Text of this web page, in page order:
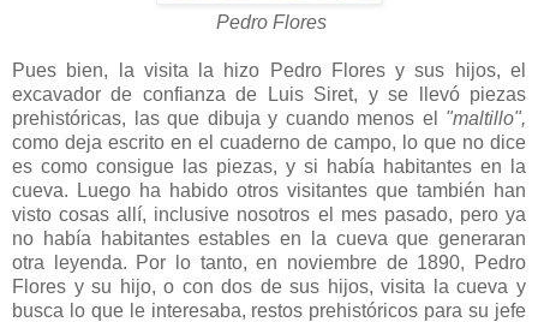
Pedro Flores
Pues bien, la visita la hizo Pedro Flores y sus hijos, el
excavador de confianza de Luis Siret, y se llevó piezas
prehistóricas, las que dibuja y cuando menos el "maltillo",
como deja escrito en el cuaderno de campo, lo que no dice
es como consigue las piezas, y si había habitantes en la
cueva. Luego ha habido otros visitantes que también han
visto cosas allí, inclusive nosotros el mes pasado, pero ya
no había habitantes estables en la cueva que generaran
otra leyenda. Por lo tanto, en noviembre de 1890, Pedro
Flores y su hijo, o con dos de sus hijos, visita la cueva y
busca lo que le interesaba, restos prehistóricos para su jefe